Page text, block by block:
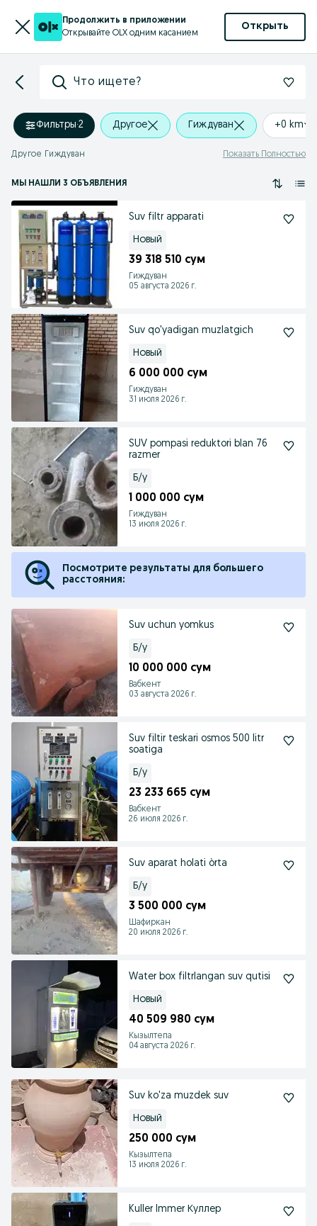
Продолжить в приложении
Открывайте OLX одним касанием
Открыть
Что ищете?
Фильтры·2 Другое Гиждуван +0 km
Другое Гиждуван Показать Полностью
МЫ НАШЛИ 3 ОБЪЯВЛЕНИЯ
Suv filtr apparati
Новый
39 318 510 сум
Гиждуван
05 августа 2026 г.
Suv qo'yadigan muzlatgich
Новый
6 000 000 сум
Гиждуван
31 июля 2026 г.
SUV pompasi reduktori blan 76
razmer
Б/у
1 000 000 сум
Гиждуван
13 июля 2026 г.
Посмотрите результаты для большего
расстояния:
Suv uchun yomkus
Б/у
10 000 000 сум
Вабкент
03 августа 2026 г.
Suv filtir teskari osmos 500 litr
soatiga
Б/у
23 233 665 сум
Вабкент
26 июля 2026 г.
Suv aparat holati òrta
Б/у
3 500 000 сум
Шафиркан
20 июля 2026 г.
Water box filtrlangan suv qutisi
Новый
40 509 980 сум
Кызылтепа
04 августа 2026 г.
Suv ko'za muzdek suv
Новый
250 000 сум
Кызылтепа
13 июля 2026 г.
Kuller Immer Куллер